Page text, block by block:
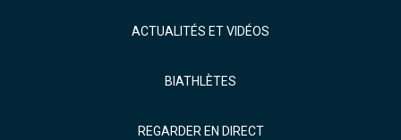
ACTUALITÉS ET VIDÉOS
BIATHLÈTES
REGARDER EN DIRECT